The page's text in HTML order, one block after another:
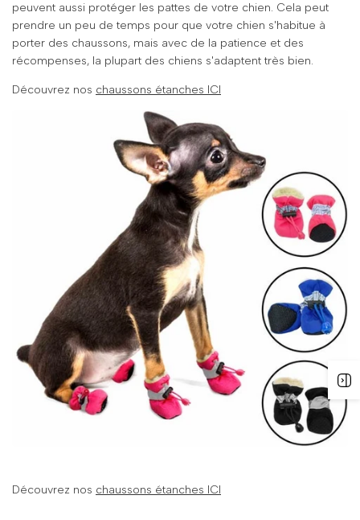
peuvent aussi protéger les pattes de votre chien. Cela peut
prendre un peu de temps pour que votre chien s'habitue à
porter des chaussons, mais avec de la patience et des
récompenses, la plupart des chiens s'adaptent très bien.
Découvrez nos chaussons étanches ICI
Découvrez nos chaussons étanches ICI